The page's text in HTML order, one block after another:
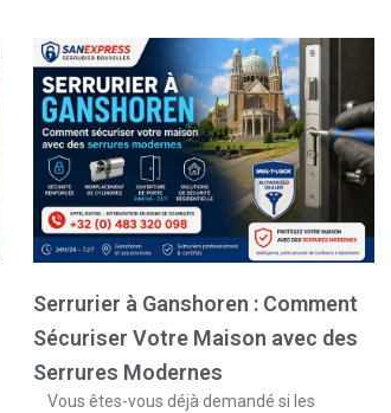
Serrurier à Ganshoren : Comment
Sécuriser Votre Maison avec des
Serrures Modernes
Vous êtes-vous déjà demandé si les